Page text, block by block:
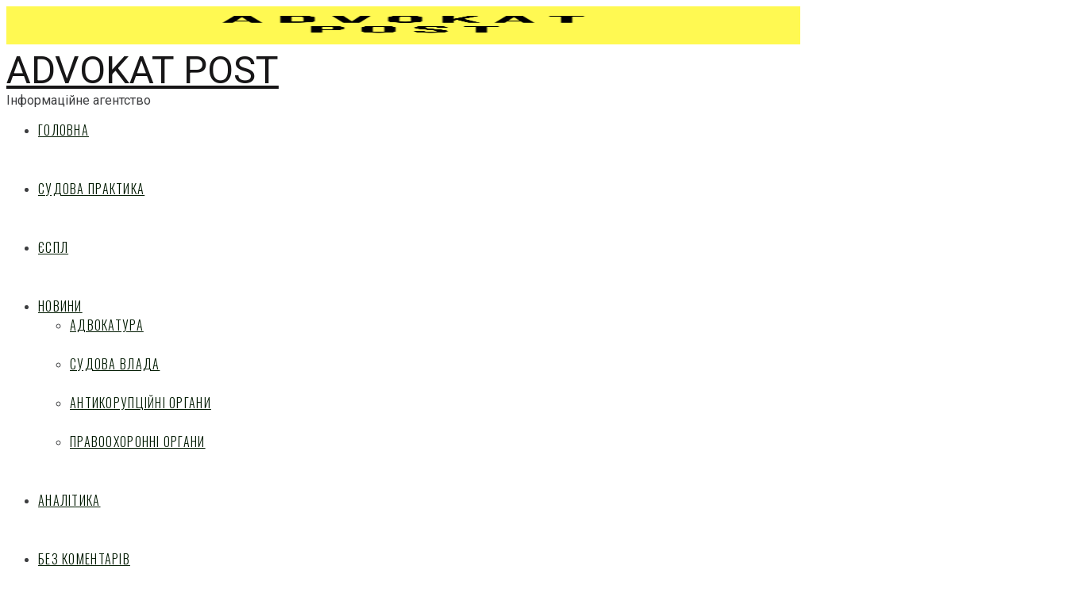
ADVOKAT POST
Інформаційне агентство
ГОЛОВНА
СУДОВА ПРАКТИКА
ЄСПЛ
НОВИНИ
АДВОКАТУРА
СУДОВА ВЛАДА
АНТИКОРУПЦІЙНІ ОРГАНИ
ПРАВООХОРОННІ ОРГАНИ
АНАЛІТИКА
БЕЗ КОМЕНТАРІВ